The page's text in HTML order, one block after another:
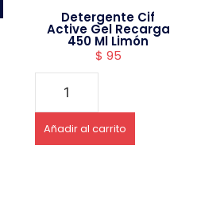
Detergente Cif
Active Gel Recarga
450 Ml Limón
$ 95
Añadir al carrito